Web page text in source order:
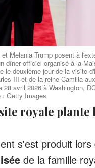
et Melania Trump posent à
dîner officiel organisé à la
le deuxième jour de la visite
III et de la reine Camilla
28 avril 2026 à Washington,
: Getty Images
royale plante
s'est produit lors
de la famille